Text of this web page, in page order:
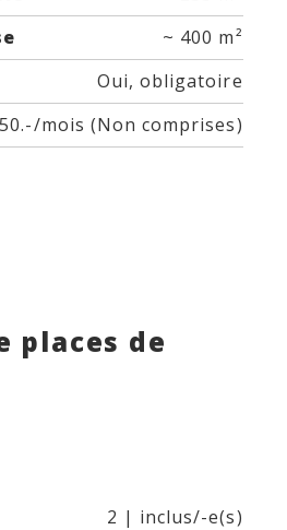
~ 400 m²
Oui, obligatoire
mois (Non comprises)
places de
2 | inclus/-e(s)